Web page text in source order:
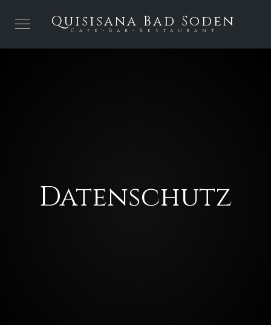
Quisisana Bad Soden
Cafe-Bar-Restaurant
Datenschutz